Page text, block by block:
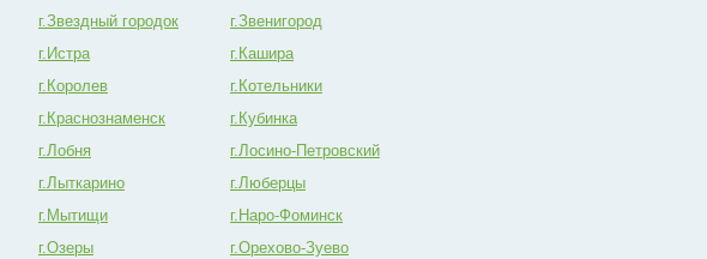
г.Звездный городок
г.Звенигород
г.Истра
г.Кашира
г.Королев
г.Котельники
г.Краснознаменск
г.Кубинка
г.Лобня
г.Лосино-Петровский
г.Лыткарино
г.Люберцы
г.Мытищи
г.Наро-Фоминск
г.Озеры
г.Орехово-Зуево